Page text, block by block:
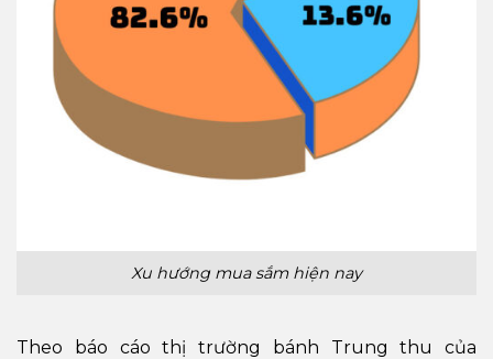
Xu hướng mua sắm hiện nay
Theo báo cáo thị trường bánh Trung thu của